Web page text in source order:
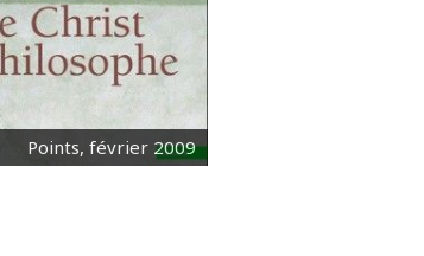
Points, février 2009